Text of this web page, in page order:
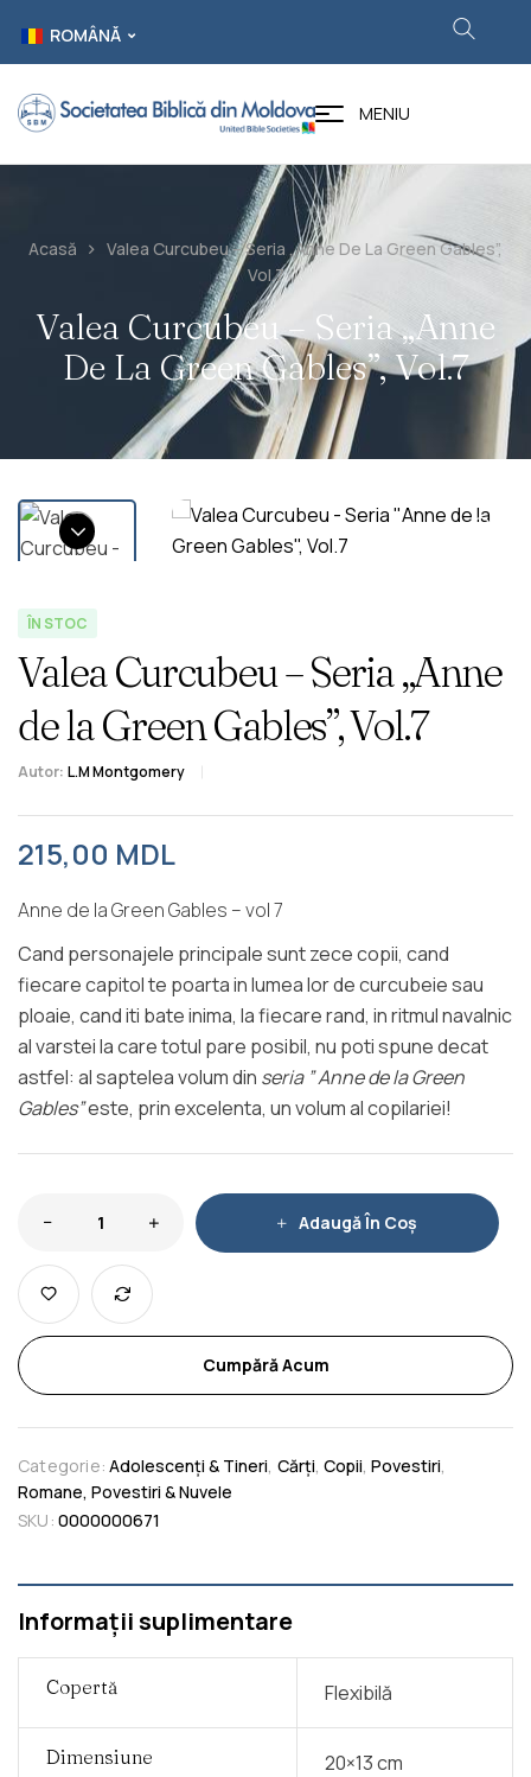
ROMÂNĂ
MENIU
Acasă
Valea Curcubeu – Seria „Anne De La Green Gables”,
Vol.7
Valea Curcubeu – Seria „Anne
De La Green Gables”, Vol.7
ÎN STOC
Valea Curcubeu – Seria „Anne
de la Green Gables”, Vol.7
Autor: L.M Montgomery
215,00 MDL
Anne de la Green Gables – vol 7
Cand personajele principale sunt zece copii, cand
fiecare capitol te poarta in lumea lor de curcubeie sau
ploaie, cand iti bate inima, la fiecare rand, in ritmul navalnic
al varstei la care totul pare posibil, nu poti spune decat
astfel: al saptelea volum din seria ” Anne de la Green
Gables”este, prin excelenta, un volum al copilariei!
Adaugă În Coș
Cumpără Acum
Categorie: Adolescenți & Tineri Cărți ,Copii ,Povestiri
Romane, Povestiri & Nuvele
SKU: 0000000671
Informații suplimentare
Copertă Flexibilă
Dimensiune 20×13 cm